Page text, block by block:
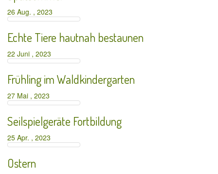
26 Aug. , 2023
Echte Tiere hautnah bestaunen
22 Juni , 2023
Frühling im Waldkindergarten
27 Mai , 2023
Seilspielgeräte Fortbildung
25 Apr. , 2023
Ostern